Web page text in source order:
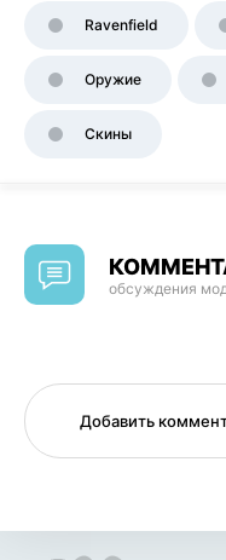
Ravenfield
Оружие
Скины
обсуждения
Добавить